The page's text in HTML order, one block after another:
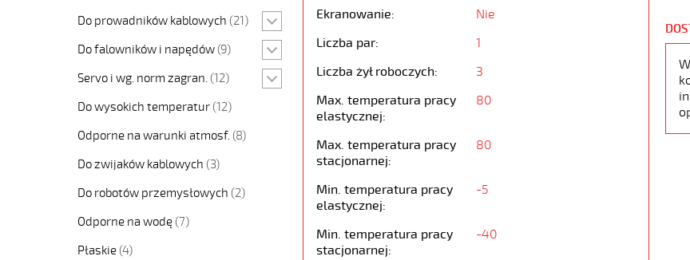
Do prowadników kablowych (21)
Do falowników i napędów (9)
Servo i wg. norm zagran. (12)
Do wysokich temperatur (12)
Odporne na warunki atmosf. (8)
Do zwijaków kablowych (3)
Do robotów przemysłowych (2)
Odporne na wodę (7)
Płaskie (4)
Ekranowanie:
Nie
Liczba par:
1
Liczba żył roboczych:
3
Max. temperatura pracy
elastycznej:
80
Max. temperatura pracy
stacjonarnej:
80
Min. temperatura pracy
elastycznej:
-5
Min. temperatura pracy
stacjonarnej:
-40